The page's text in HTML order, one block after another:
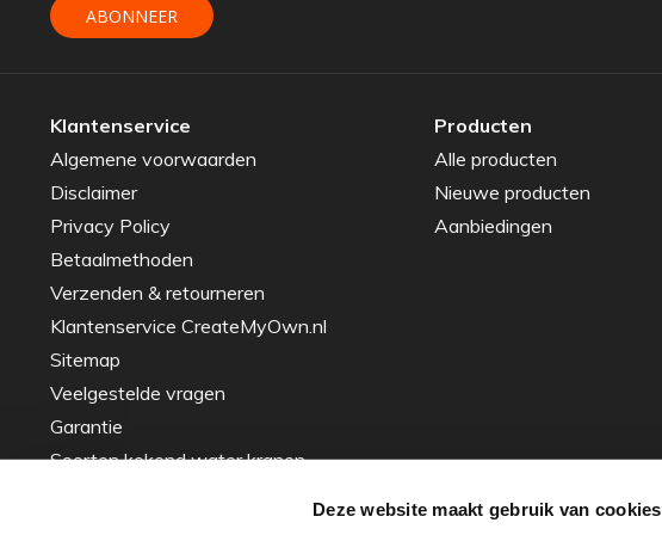
Deze website maakt gebruik van cookies
ABONNEER
Klantenservice
Algemene voorwaarden
Disclaimer
Privacy Policy
Betaalmethoden
Verzenden & retourneren
Klantenservice CreateMyOwn.nl
Sitemap
Veelgestelde vragen
Garantie
Soorten kokend water kranen
Producten
Alle producten
Nieuwe producten
Aanbiedingen